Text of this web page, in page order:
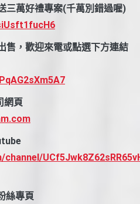
三萬好禮專案(千萬別錯過喔)
售，歡迎來電或點選下方連結
網頁
絲專頁